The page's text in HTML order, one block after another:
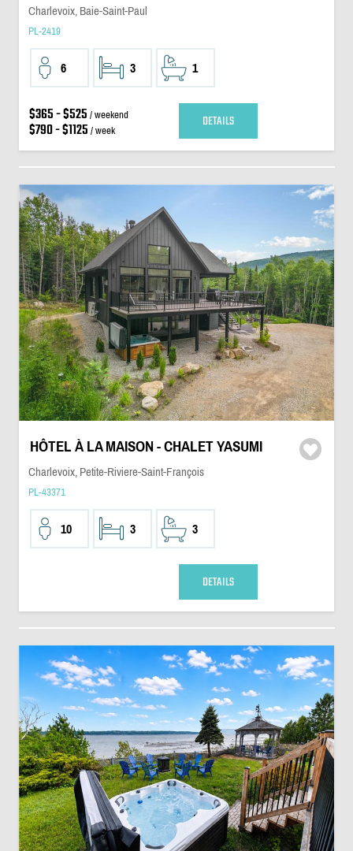
Charlevoix, Baie-Saint-Paul
PL-2419
6 3 1
$365 - $525 / weekend
$790 - $1125 / week DETAILS
HÔTEL À LA MAISON - CHALET YASUMI
Charlevoix, Petite-Riviere-Saint-François
PL-43371
10 3 3
DETAILS